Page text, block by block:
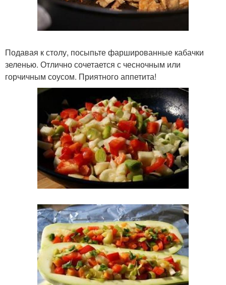
Подавая к столу, посыпьте фаршированные кабачки
зеленью. Отлично сочетается с чесночным или
горчичным соусом. Приятного аппетита!